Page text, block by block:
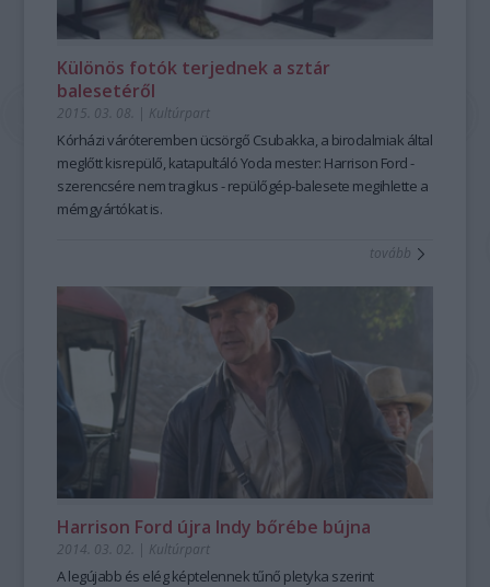
Különös fotók terjednek a sztár
balesetéről
2015. 03. 08. | Kultúrpart
Kórházi váróteremben ücsörgő Csubakka, a birodalmiak által
meglőtt kisrepülő, katapultáló Yoda mester: Harrison Ford-
szerencsére nem tragikus -repülőgép-balesete megihlette a
mémgyártókat is.
tovább
Harrison Ford újra Indy bőrébe bújna
2014. 03. 02. | Kultúrpart
A legújabb és elég képtelennek tűnő pletyka szerint